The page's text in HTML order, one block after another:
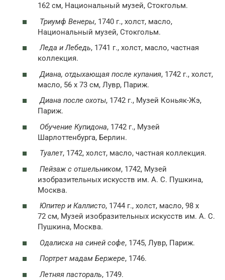
162 см, Национальный музей, Стокгольм.
Триумф Венеры, 1740 г., холст, масло,
Национальный музей, Стокгольм.
Леда и Лебедь, 1741 г., холст, масло, частная
коллекция.
Диана, отдыхающая после купания, 1742 г., холст,
масло, 56 x 73 см, Лувр, Париж.
Диана после охоты, 1742 г., Музей Коньяк-Жэ,
Париж.
Обучение Купидона, 1742 г., Музей
Шарлоттенбурга, Берлин.
Туалет, 1742, холст, масло, частная коллекция.
Пейзаж с отшельником, 1742, Музей
изобразительных искусств им. А. С. Пушкина,
Москва.
Юпитер и Каллисто, 1744 г., холст, масло, 98 х
72 см, Музей изобразительных искусств им. А. С.
Пушкина, Москва.
Одалиска на синей софе, 1745, Лувр, Париж.
Портрет мадам Бержере, 1746.
Летняя пастораль, 1749.